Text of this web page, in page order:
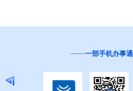
一部手机办事通